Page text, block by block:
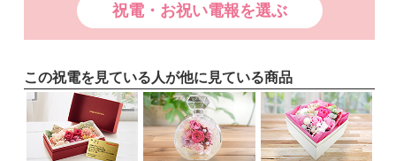
祝電・お祝い電報を選ぶ
この祝電を見ている人が他に見ている商品